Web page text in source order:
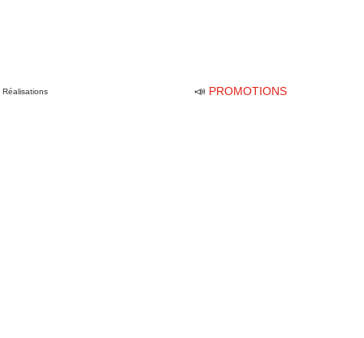
Réalisations 📣 PROMOTIONS